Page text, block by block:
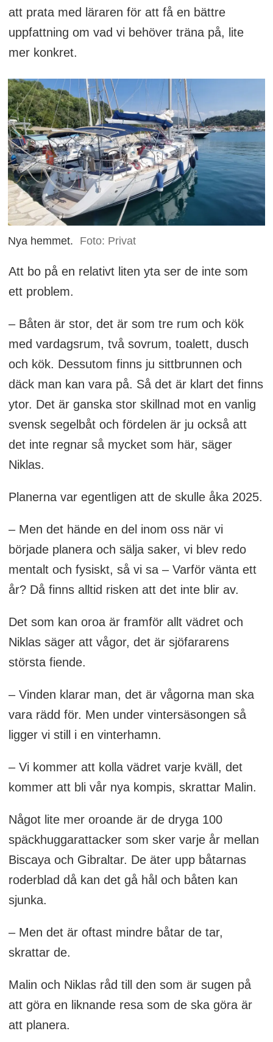
att prata med läraren för att få en bättre
uppfattning om vad vi behöver träna på, lite
mer konkret.
Nya hemmet. Foto: Privat
Att bo på en relativt liten yta ser de inte som
ett problem.
– Båten är stor, det är som tre rum och kök
med vardagsrum, två sovrum, toalett, dusch
och kök. Dessutom finns ju sittbrunnen och
däck man kan vara på. Så det är klart det finns
ytor. Det är ganska stor skillnad mot en vanlig
svensk segelbåt och fördelen är ju också att
det inte regnar så mycket som här, säger
Niklas.
Planerna var egentligen att de skulle åka 2025.
– Men det hände en del inom oss när vi
började planera och sälja saker, vi blev redo
mentalt och fysiskt, så vi sa – Varför vänta ett
år? Då finns alltid risken att det inte blir av.
Det som kan oroa är framför allt vädret och
Niklas säger att vågor, det är sjöfararens
största fiende.
– Vinden klarar man, det är vågorna man ska
vara rädd för. Men under vintersäsongen så
ligger vi still i en vinterhamn.
– Vi kommer att kolla vädret varje kväll, det
kommer att bli vår nya kompis, skrattar Malin.
Något lite mer oroande är de dryga 100
späckhuggarattacker som sker varje år mellan
Biscaya och Gibraltar. De äter upp båtarnas
roderblad då kan det gå hål och båten kan
sjunka.
– Men det är oftast mindre båtar de tar,
skrattar de.
Malin och Niklas råd till den som är sugen på
att göra en liknande resa som de ska göra är
att planera.